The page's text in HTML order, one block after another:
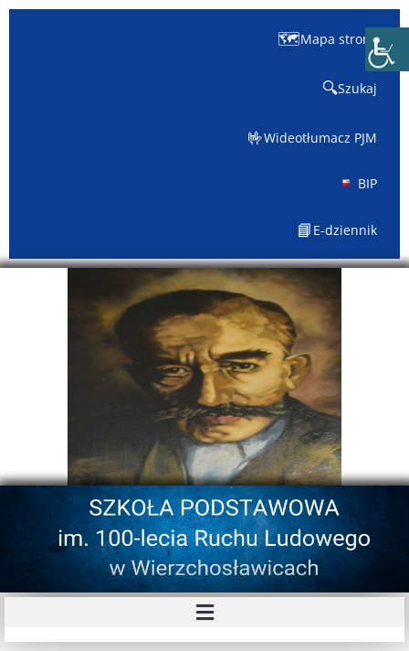
🗺️Mapa strony
🔍Szukaj
🤟Wideotłumacz PJM
BIP
📘 E-dziennik